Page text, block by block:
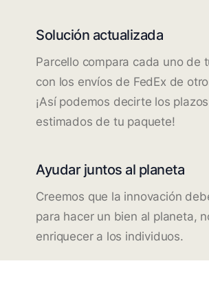
Solución actualizada
Parcello compara cada uno de
con los envíos de FedEx de
¡Así podemos decirte los
estimados de tu paquete!
Ayudar juntos al planeta
Creemos que la innovación
para hacer un bien al planeta,
enriquecer a los individuos.